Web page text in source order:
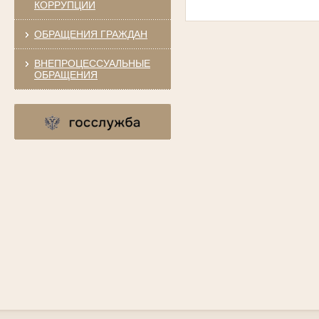
КОРРУПЦИИ
ОБРАЩЕНИЯ ГРАЖДАН
ВНЕПРОЦЕССУАЛЬНЫЕ
ОБРАЩЕНИЯ